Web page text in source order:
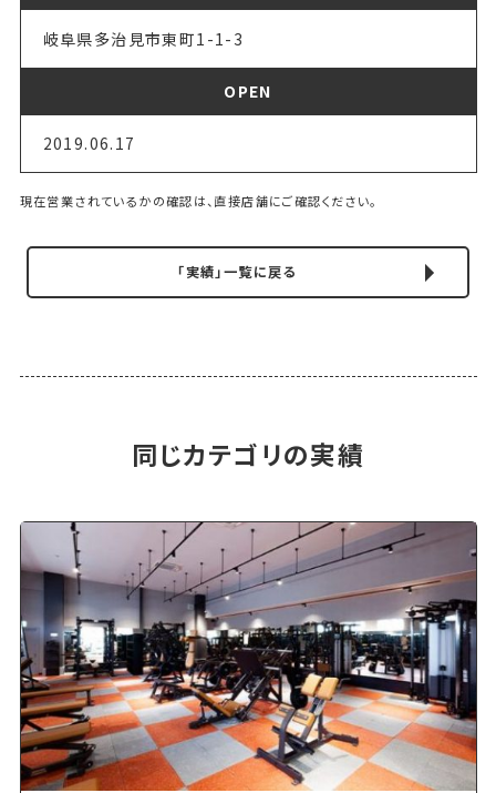
岐阜県多治見市東町1-1-3
OPEN
2019.06.17
現在営業されているかの確認は、直接店舗にご確認ください。
「実績」一覧に戻る
同じカテゴリの実績